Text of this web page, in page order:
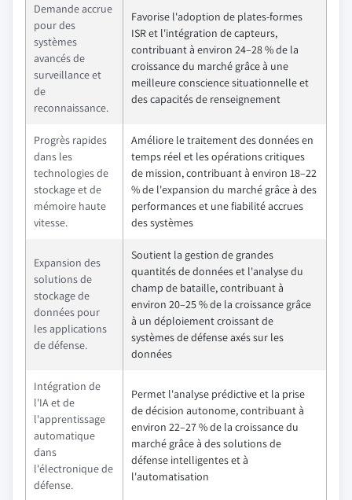
Demande accrue
pour des
systèmes
avancés de
surveillance et
de
reconnaissance.
Favorise l'adoption de plates-formes
ISR et l'intégration de capteurs,
contribuant à environ 24–28 % de la
croissance du marché grâce à une
meilleure conscience situationnelle et
des capacités de renseignement
Progrès rapides
dans les
technologies de
stockage et de
mémoire haute
vitesse.
Améliore le traitement des données en
temps réel et les opérations critiques
de mission, contribuant à environ 18–22
% de l'expansion du marché grâce à des
performances et une fiabilité accrues
des systèmes
Expansion des
solutions de
stockage de
données pour
les applications
de défense.
Soutient la gestion de grandes
quantités de données et l'analyse du
champ de bataille, contribuant à
environ 20–25 % de la croissance grâce
à un déploiement croissant de
systèmes de défense axés sur les
données
Intégration de
l'IA et de
l'apprentissage
automatique
dans
l'électronique de
défense.
Permet l'analyse prédictive et la prise
de décision autonome, contribuant à
environ 22–27 % de la croissance du
marché grâce à des solutions de
défense intelligentes et à
l'automatisation